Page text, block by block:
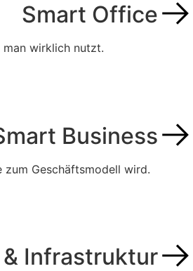
Smart Office
wirklich nutzt.
Business
zum Geschäftsmodell wird.
Infrastruktur